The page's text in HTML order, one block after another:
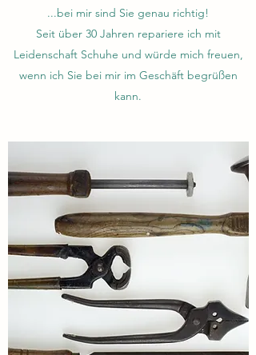
...bei mir sind Sie genau richtig!
Seit über 30 Jahren repariere ich mit
Leidenschaft Schuhe und würde mich freuen,
wenn ich Sie bei mir im Geschäft begrüßen
kann.